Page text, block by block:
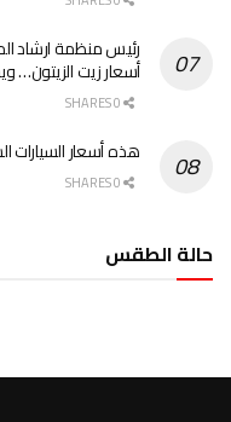
رئيس منظمة ارشاد
أسعار زيت الزيتون…
هذه أسعار السيارات
حالة الطقس